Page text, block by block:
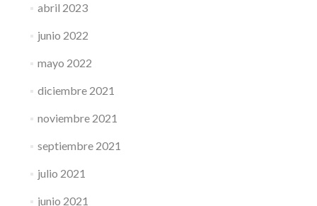
abril 2023
junio 2022
mayo 2022
diciembre 2021
noviembre 2021
septiembre 2021
julio 2021
junio 2021